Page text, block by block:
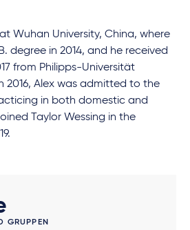
Wuhan University, China, where
degree in 2014, and he received
from Philipps-Universität
2016, Alex was admitted to the
in both domestic and
Taylor Wessing in the
GRUPPEN